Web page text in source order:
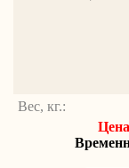
Вес, кг.: